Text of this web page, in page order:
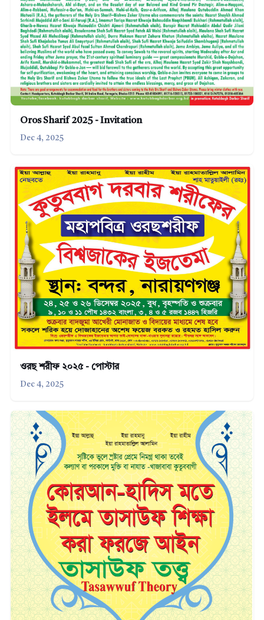
Oros Sharif 2025 - Invitation
Dec 4, 2025
ওরছ শরীফ ২০২৫ - পোস্টার
Dec 4, 2025